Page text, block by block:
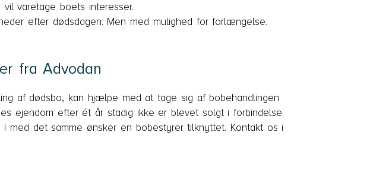
varetage boets interesser.
efter dødsdagen. Men med mulighed for forlængelse.
fra Advodan
af dødsbo, kan hjælpe med at tage sig af bobehandlingen
ejendom efter ét år stadig ikke er blevet solgt i forbindelse
med det samme ønsker en bobestyrer tilknyttet. Kontakt os i